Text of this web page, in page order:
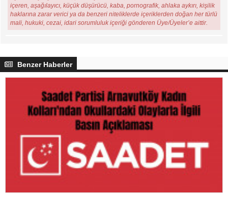
içeren, aşağılayıcı, küçük düşürücü, kaba, pornografik, ahlaka aykırı, kişilik
haklarına zarar verici ya da benzeri niteliklerde içeriklerden doğan her türlü
mali, hukuki, cezai, idari sorumluluk içeriği gönderen Üye/Üyeler’e aittir.
Benzer Haberler